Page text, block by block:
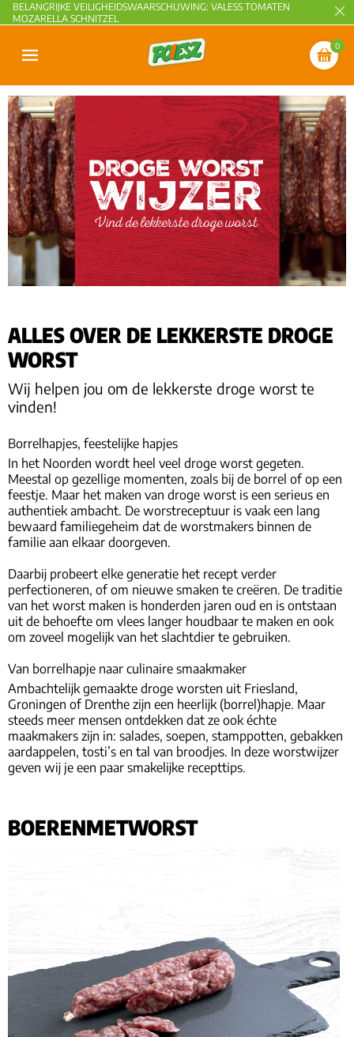
BELANGRIJKE VEILIGHEIDSWAARSCHUWING: VALESS TOMATEN
MOZARELLA SCHNITZEL
0
ALLES OVER DE LEKKERSTE DROGE
WORST
Wij helpen jou om de lekkerste droge worst te
vinden!
Borrelhapjes, feestelijke hapjes
In het Noorden wordt heel veel droge worst gegeten.
Meestal op gezellige momenten, zoals bij de borrel of op een
feestje. Maar het maken van droge worst is een serieus en
authentiek ambacht. De worstreceptuur is vaak een lang
bewaard familiegeheim dat de worstmakers binnen de
familie aan elkaar doorgeven.
Daarbij probeert elke generatie het recept verder
perfectioneren, of om nieuwe smaken te creëren. De traditie
van het worst maken is honderden jaren oud en is ontstaan
uit de behoefte om vlees langer houdbaar te maken en ook
om zoveel mogelijk van het slachtdier te gebruiken.
Van borrelhapje naar culinaire smaakmaker
Ambachtelijk gemaakte droge worsten uit Friesland,
Groningen of Drenthe zijn een heerlijk (borrel)hapje. Maar
steeds meer mensen ontdekken dat ze ook échte
maakmakers zijn in: salades, soepen, stamppotten, gebakken
aardappelen, tosti’s en tal van broodjes. In deze worstwijzer
geven wij je een paar smakelijke recepttips.
BOERENMETWORST